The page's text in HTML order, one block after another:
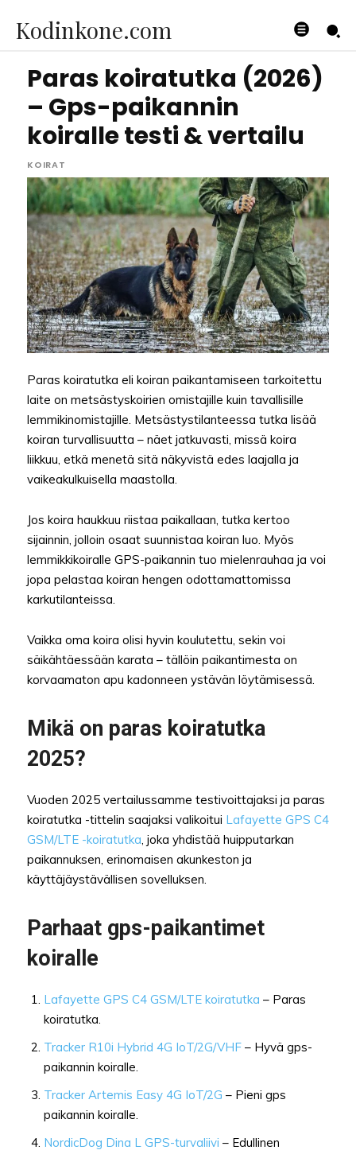
Kodinkone.com
Paras koiratutka (2026)
– Gps-paikannin
koiralle testi & vertailu
KOIRAT
Paras koiratutka eli koiran paikantamiseen tarkoitettu
laite on metsästyskoirien omistajille kuin tavallisille
lemmikinomistajille. Metsästystilanteessa tutka lisää
koiran turvallisuutta – näet jatkuvasti, missä koira
liikkuu, etkä menetä sitä näkyvistä edes laajalla ja
vaikeakulkuisella maastolla.
Jos koira haukkuu riistaa paikallaan, tutka kertoo
sijainnin, jolloin osaat suunnistaa koiran luo. Myös
lemmikkikoiralle GPS-paikannin tuo mielenrauhaa ja voi
jopa pelastaa koiran hengen odottamattomissa
karkutilanteissa.
Vaikka oma koira olisi hyvin koulutettu, sekin voi
säikähtäessään karata – tällöin paikantimesta on
korvaamaton apu kadonneen ystävän löytämisessä.
Mikä on paras koiratutka
2025?
Vuoden 2025 vertailussamme testivoittajaksi ja paras
koiratutka -tittelin saajaksi valikoitui Lafayette GPS C4
GSM/LTE -koiratutka, joka yhdistää huipputarkan
paikannuksen, erinomaisen akunkeston ja
käyttäjäystävällisen sovelluksen.
Parhaat gps-paikantimet
koiralle
Lafayette GPS C4 GSM/LTE koiratutka – Paras
koiratutka.
Tracker R10i Hybrid 4G IoT/2G/VHF – Hyvä gps-
paikannin koiralle.
Tracker Artemis Easy 4G IoT/2G – Pieni gps
paikannin koiralle.
NordicDog Dina L GPS-turvaliivi – Edullinen